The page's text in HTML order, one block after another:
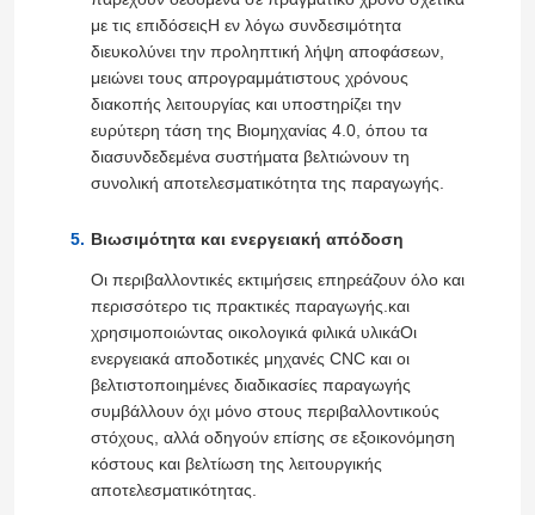
Σπίτι
Υπηρεσίες
με τις επιδόσειςΗ εν λόγω συνδεσιμότητα
διευκολύνει την προληπτική λήψη αποφάσεων,
μειώνει τους απρογραμμάτιστους χρόνους
διακοπής λειτουργίας και υποστηρίζει την
ευρύτερη τάση της Βιομηχανίας 4.0, όπου τα
διασυνδεδεμένα συστήματα βελτιώνουν τη
συνολική αποτελεσματικότητα της παραγωγής.
Βιωσιμότητα και ενεργειακή απόδοση
Οι περιβαλλοντικές εκτιμήσεις επηρεάζουν όλο και
περισσότερο τις πρακτικές παραγωγής.και
χρησιμοποιώντας οικολογικά φιλικά υλικάΟι
ενεργειακά αποδοτικές μηχανές CNC και οι
βελτιστοποιημένες διαδικασίες παραγωγής
συμβάλλουν όχι μόνο στους περιβαλλοντικούς
στόχους, αλλά οδηγούν επίσης σε εξοικονόμηση
κόστους και βελτίωση της λειτουργικής
αποτελεσματικότητας.